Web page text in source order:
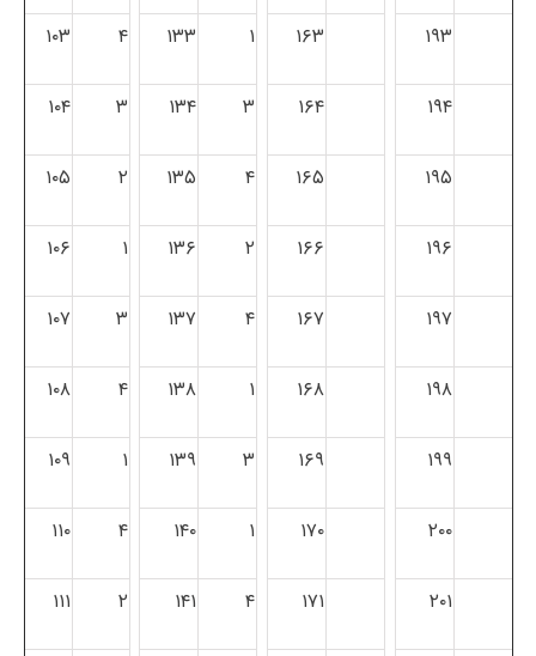
۱۹۳ ۱۶۳ ۱ ۱۳۳ ۴ ۱۰۳
۱۹۴ ۱۶۴ ۳ ۱۳۴ ۳ ۱۰۴
۱۹۵ ۱۶۵ ۴ ۱۳۵ ۲ ۱۰۵
۱۹۶ ۱۶۶ ۲ ۱۳۶ ۱ ۱۰۶
۱۹۷ ۱۶۷ ۴ ۱۳۷ ۳ ۱۰۷
۱۹۸ ۱۶۸ ۱ ۱۳۸ ۴ ۱۰۸
۱۹۹ ۱۶۹ ۳ ۱۳۹ ۱ ۱۰۹
۲۰۰ ۱۷۰ ۱ ۱۴۰ ۴ ۱۱۰
۲۰۱ ۱۷۱ ۴ ۱۴۱ ۲ ۱۱۱